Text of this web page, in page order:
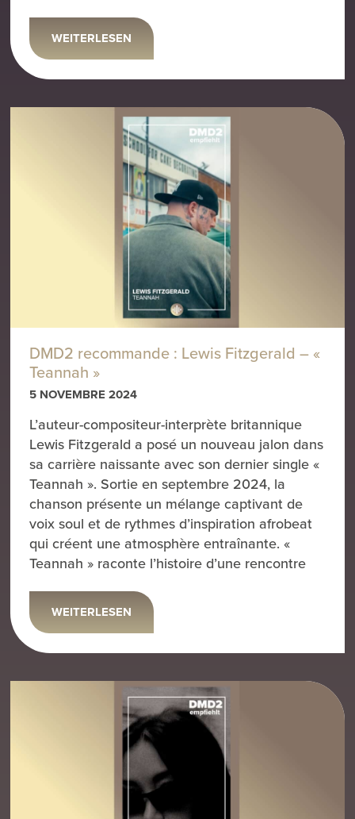
WEITERLESEN
DMD2 recommande : Lewis Fitzgerald – «
Teannah »
5 NOVEMBRE 2024
L’auteur-compositeur-interprète britannique
Lewis Fitzgerald a posé un nouveau jalon dans
sa carrière naissante avec son dernier single «
Teannah ». Sortie en septembre 2024, la
chanson présente un mélange captivant de
voix soul et de rythmes d’inspiration afrobeat
qui créent une atmosphère entraînante. «
Teannah » raconte l’histoire d’une rencontre
WEITERLESEN